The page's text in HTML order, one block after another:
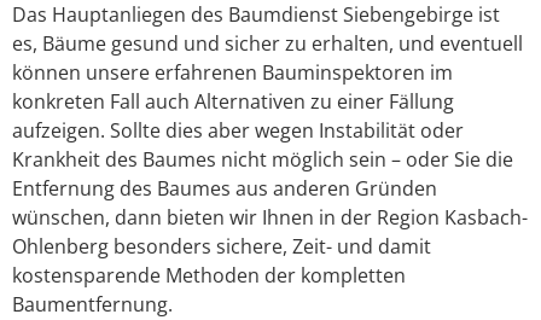
Das Hauptanliegen des Baumdienst Siebengebirge ist
es, Bäume gesund und sicher zu erhalten, und eventuell
können unsere erfahrenen Bauminspektoren im
konkreten Fall auch Alternativen zu einer Fällung
aufzeigen. Sollte dies aber wegen Instabilität oder
Krankheit des Baumes nicht möglich sein – oder Sie die
Entfernung des Baumes aus anderen Gründen
wünschen, dann bieten wir Ihnen in der Region Kasbach-
Ohlenberg besonders sichere, Zeit- und damit
kostensparende Methoden der kompletten
Baumentfernung.